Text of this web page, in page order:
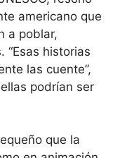
americano que
a poblar,
“Esas historias
las cuente”,
podrían ser
que la